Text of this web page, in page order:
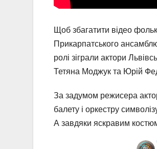
Щоб збагатити відео
Прикарпатського
ролі зіграли актори
Тетяна Моджук та Юрій
За задумом режисера
балету і оркестру
А завдяки яскравим